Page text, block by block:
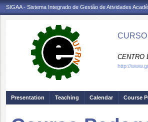
SIGAA - Sistema Integrado de Gestão de Atividades
CENTRO
http://
Presentation Teaching Calendar Course